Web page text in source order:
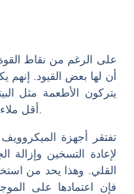
على الرغم من نقاط القوة
أن لها بعض القيود.
يتركون الأطعمة مثل
تفتقر أجهزة
لإعادة التسخين وإزالة
القلي. وهذا يحد من
فإن اعتمادها على